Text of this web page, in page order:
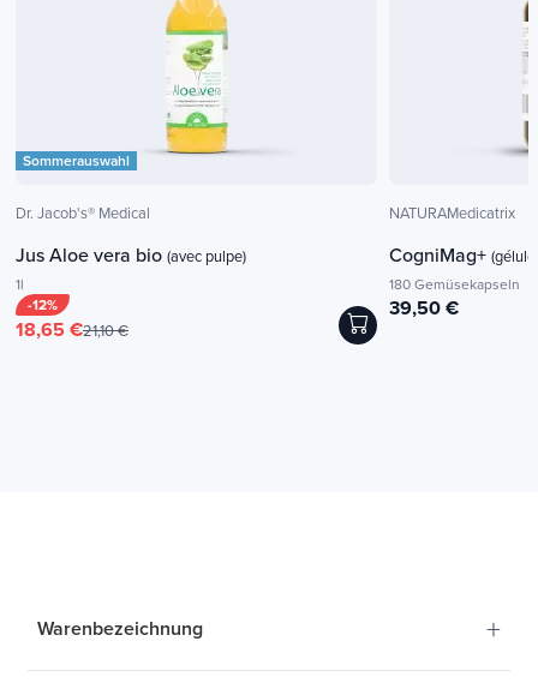
Sommerauswahl
Dr. Jacob's® Medical
Jus Aloe vera bio (avec pulpe)
1l
-12%
18,65 €21,10 €
NATURAMedicatrix
CogniMag+
180 Gemüsekapseln
39,50 €
Warenbezeichnung +